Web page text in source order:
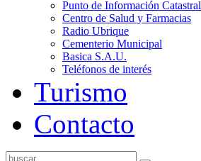
Punto de Información Catastral
Centro de Salud y Farmacias
Radio Ubrique
Cementerio Municipal
Basica S.A.U.
Teléfonos de interés
Turismo
Contacto